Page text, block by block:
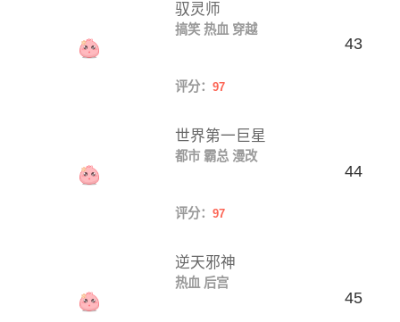
驭灵师
搞笑 热血 穿越
评分： 97
43
世界第一巨星
都市 霸总 漫改
评分： 97
44
逆天邪神
热血 后宫
45